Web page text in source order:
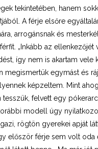
tekintetében, hanem
A férje elsőre
arrogánsnak és
„Inkább az ellenkezőjét
így nem is akartam vele
megismertük egymást és
képzeltem. Mint
tesszük, felvett egy
modell úgy
rögtön gyerekei apját
először férje sem volt oda